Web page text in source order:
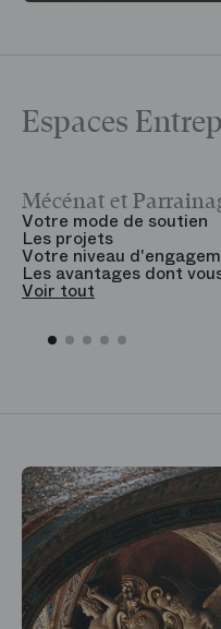
Espaces
Mécénat et
Votre mode de soutien
Les projets
Votre niveau
Les avantages dont
Voir tout